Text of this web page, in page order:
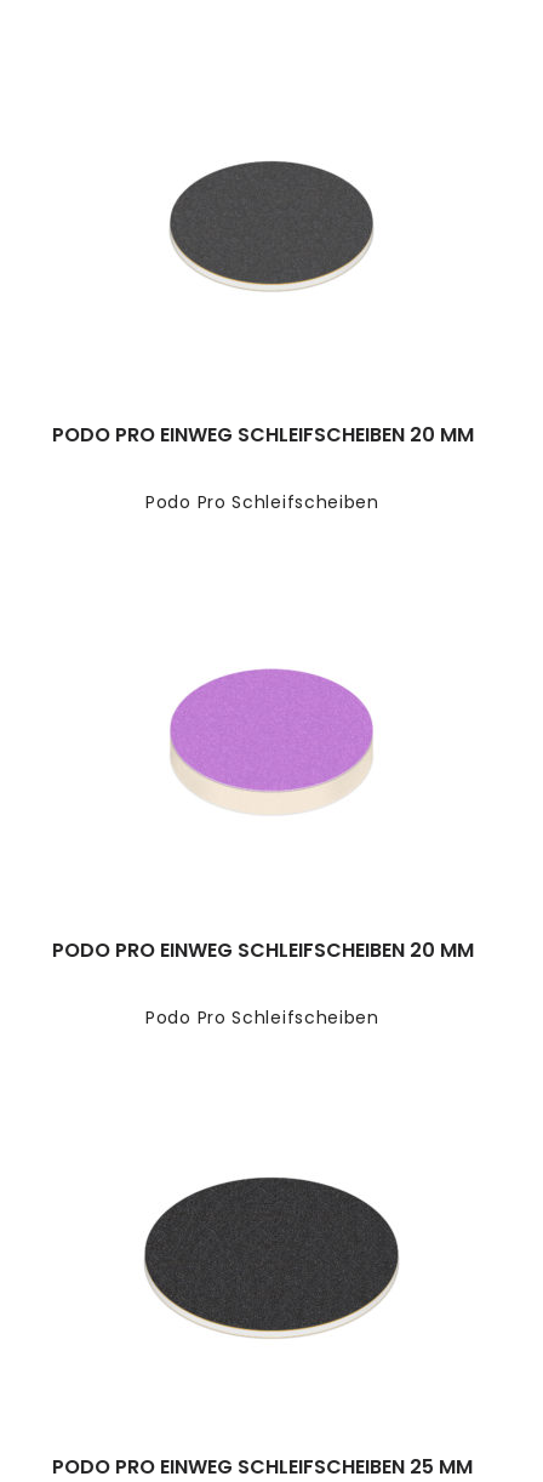
Podo Pro Schleifscheiben
PODO PRO EINWEG SCHLEIFSCHEIBEN 20 MM
Podo Pro Schleifscheiben
PODO PRO EINWEG SCHLEIFSCHEIBEN 20 MM
PODO PRO EINWEG SCHLEIFSCHEIBEN 25 MM